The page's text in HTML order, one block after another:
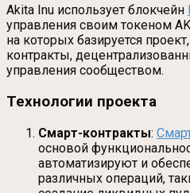
Akita Inu использует блокчейн
управления своим токеном
на которых базируется
контракты,
управления сообществом.
Технологии проекта
Смарт-контракты:
основой
автоматизируют и
различных операций,